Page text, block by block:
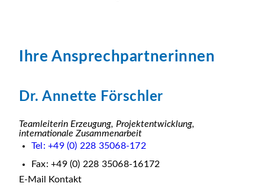
Ihre Ansprechpartnerinnen
Dr. Annette Förschler
Teamleiterin Erzeugung, Projektentwicklung,
internationale Zusammenarbeit
Tel: +49 (0) 228 35068-172
Fax: +49 (0) 228 35068-16172
E-Mail Kontakt